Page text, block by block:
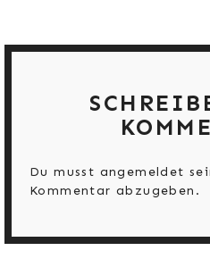
Du musst angemeldet
Kommentar abzugeben.